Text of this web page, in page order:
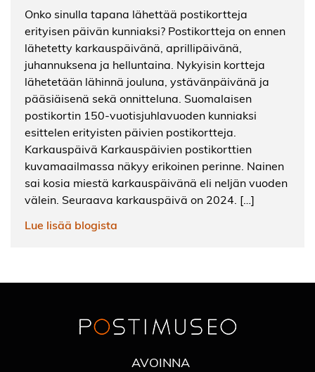
Onko sinulla tapana lähettää postikortteja
erityisen päivän kunniaksi? Postikortteja on ennen
lähetetty karkauspäivänä, aprillipäivänä,
juhannuksena ja helluntaina. Nykyisin kortteja
lähetetään lähinnä jouluna, ystävänpäivänä ja
pääsiäisenä sekä onnitteluna. Suomalaisen
postikortin 150-vuotisjuhlavuoden kunniaksi
esittelen erityisten päivien postikortteja.
Karkauspäivä Karkauspäivien postikorttien
kuvamaailmassa näkyy erikoinen perinne. Nainen
sai kosia miestä karkauspäivänä eli neljän vuoden
välein. Seuraava karkauspäivä on 2024. […]
Lue lisää blogista
AVOINNA